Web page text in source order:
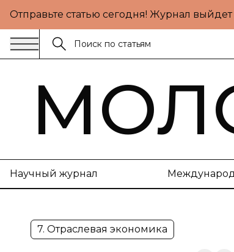
Отправьте статью сегодня! Журнал выйдет
Научный журнал
7. Отраслевая экономика